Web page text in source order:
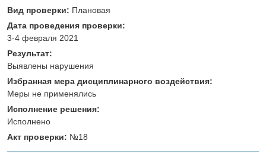
Вид проверки: Плановая
Дата проведения проверки:
3-4 февраля 2021
Результат:
Выявлены нарушения
Избранная мера дисциплинарного воздействия:
Меры не применялись
Исполнение решения:
Исполнено
Акт проверки: №18